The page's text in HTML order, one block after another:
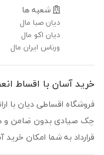
شعبه ها
دیان صبا مال
دیان اکو مال
ورناس ایران مال
آسان با اقساط انعطاف
اقساطی دیان با ارائه
صیادی بدون ضامن و
به شما امکان خرید آس